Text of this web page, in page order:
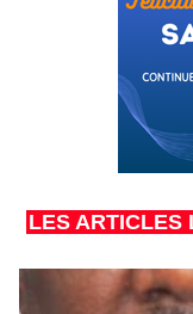
LES ARTICLES